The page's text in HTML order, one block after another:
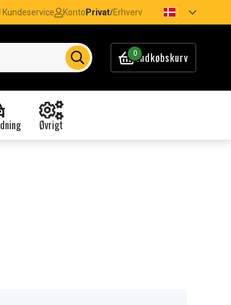
Kundeservice Konto Privat/Erhverv
0Indkøbskurv
Øvrigt